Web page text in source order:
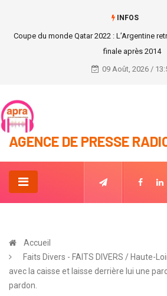
INFOS
Coupe du monde Qatar 2022 : L’Argentine
finale après 2014
09 Août, 2026 /
AGENCE DE PRESSE
Accueil
Faits Divers - FAITS DIVERS / Haute-
avec la caisse et laisse derrière lui une
pardon.